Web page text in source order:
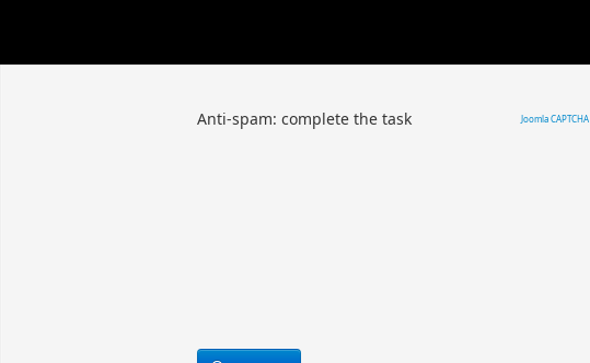
Anti-spam: complete the task Joomla CAPTCHA